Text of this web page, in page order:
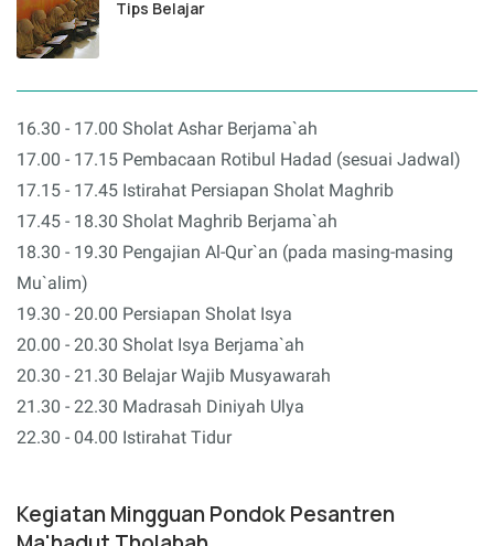
Tips Belajar
16.30 - 17.00 Sholat Ashar Berjama`ah
17.00 - 17.15 Pembacaan Rotibul Hadad (sesuai Jadwal)
17.15 - 17.45 Istirahat Persiapan Sholat Maghrib
17.45 - 18.30 Sholat Maghrib Berjama`ah
18.30 - 19.30 Pengajian Al-Qur`an (pada masing-masing
Mu`alim)
19.30 - 20.00 Persiapan Sholat Isya
20.00 - 20.30 Sholat Isya Berjama`ah
20.30 - 21.30 Belajar Wajib Musyawarah
21.30 - 22.30 Madrasah Diniyah Ulya
22.30 - 04.00 Istirahat Tidur
Kegiatan Mingguan Pondok Pesantren